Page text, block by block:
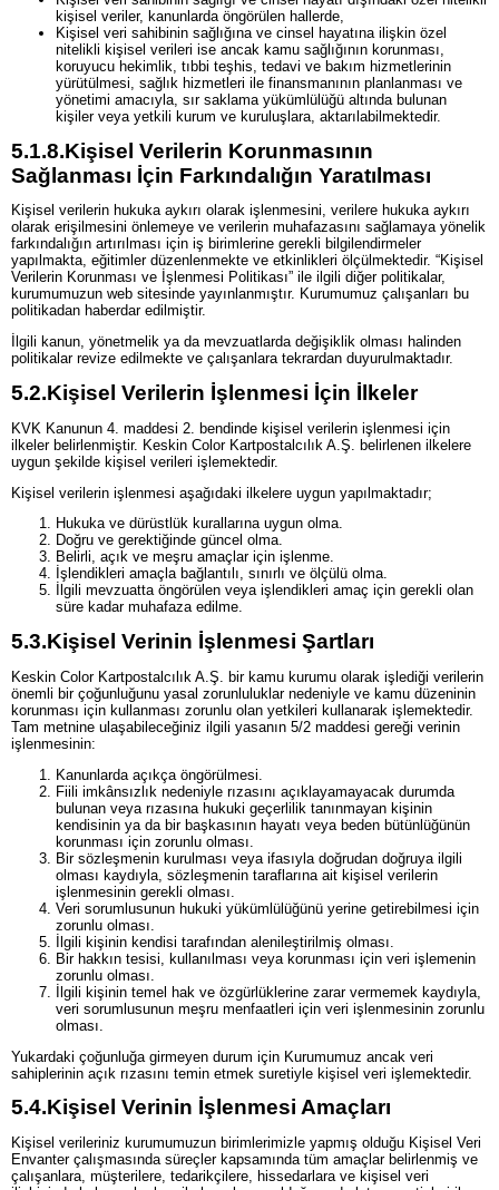
kişisel veriler, kanunlarda öngörülen hallerde,
Kişisel veri sahibinin sağlığına ve cinsel hayatına ilişkin özel
nitelikli kişisel verileri ise ancak kamu sağlığının korunması,
koruyucu hekimlik, tıbbi teşhis, tedavi ve bakım hizmetlerinin
yürütülmesi, sağlık hizmetleri ile finansmanının planlanması ve
yönetimi amacıyla, sır saklama yükümlülüğü altında bulunan
kişiler veya yetkili kurum ve kuruluşlara, aktarılabilmektedir.
5.1.8.Kişisel Verilerin Korunmasının
Sağlanması İçin Farkındalığın Yaratılması
Kişisel verilerin hukuka aykırı olarak işlenmesini, verilere hukuka aykırı
olarak erişilmesini önlemeye ve verilerin muhafazasını sağlamaya yönelik
farkındalığın artırılması için iş birimlerine gerekli bilgilendirmeler
yapılmakta, eğitimler düzenlenmekte ve etkinlikleri ölçülmektedir. “Kişisel
Verilerin Korunması ve İşlenmesi Politikası” ile ilgili diğer politikalar,
kurumumuzun web sitesinde yayınlanmıştır. Kurumumuz çalışanları bu
politikadan haberdar edilmiştir.
İlgili kanun, yönetmelik ya da mevzuatlarda değişiklik olması halinden
politikalar revize edilmekte ve çalışanlara tekrardan duyurulmaktadır.
5.2.Kişisel Verilerin İşlenmesi İçin İlkeler
KVK Kanunun 4. maddesi 2. bendinde kişisel verilerin işlenmesi için
ilkeler belirlenmiştir. Keskin Color Kartpostalcılık A.Ş. belirlenen ilkelere
uygun şekilde kişisel verileri işlemektedir.
Kişisel verilerin işlenmesi aşağıdaki ilkelere uygun yapılmaktadır;
Hukuka ve dürüstlük kurallarına uygun olma.
Doğru ve gerektiğinde güncel olma.
Belirli, açık ve meşru amaçlar için işlenme.
İşlendikleri amaçla bağlantılı, sınırlı ve ölçülü olma.
İlgili mevzuatta öngörülen veya işlendikleri amaç için gerekli olan
süre kadar muhafaza edilme.
5.3.Kişisel Verinin İşlenmesi Şartları
Keskin Color Kartpostalcılık A.Ş. bir kamu kurumu olarak işlediği verilerin
önemli bir çoğunluğunu yasal zorunluluklar nedeniyle ve kamu düzeninin
korunması için kullanması zorunlu olan yetkileri kullanarak işlemektedir.
Tam metnine ulaşabileceğiniz ilgili yasanın 5/2 maddesi gereği verinin
işlenmesinin:
Kanunlarda açıkça öngörülmesi.
Fiili imkânsızlık nedeniyle rızasını açıklayamayacak durumda
bulunan veya rızasına hukuki geçerlilik tanınmayan kişinin
kendisinin ya da bir başkasının hayatı veya beden bütünlüğünün
korunması için zorunlu olması.
Bir sözleşmenin kurulması veya ifasıyla doğrudan doğruya ilgili
olması kaydıyla, sözleşmenin taraflarına ait kişisel verilerin
işlenmesinin gerekli olması.
Veri sorumlusunun hukuki yükümlülüğünü yerine getirebilmesi için
zorunlu olması.
İlgili kişinin kendisi tarafından alenileştirilmiş olması.
Bir hakkın tesisi, kullanılması veya korunması için veri işlemenin
zorunlu olması.
İlgili kişinin temel hak ve özgürlüklerine zarar vermemek kaydıyla,
veri sorumlusunun meşru menfaatleri için veri işlenmesinin zorunlu
olması.
Yukardaki çoğunluğa girmeyen durum için Kurumumuz ancak veri
sahiplerinin açık rızasını temin etmek suretiyle kişisel veri işlemektedir.
5.4.Kişisel Verinin İşlenmesi Amaçları
Kişisel verileriniz kurumumuzun birimlerimizle yapmış olduğu Kişisel Veri
Envanter çalışmasında süreçler kapsamında tüm amaçlar belirlenmiş ve
çalışanlara, müşterilere, tedarikçilere, hissedarlara ve kişisel veri